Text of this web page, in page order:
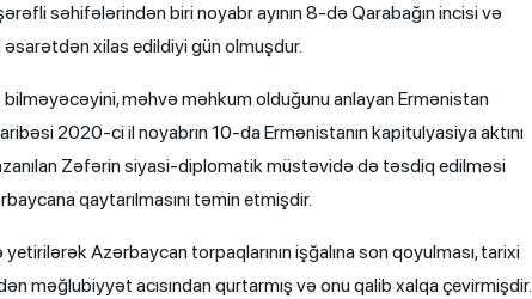
səhifələrindən biri noyabr ayının 8-də Qarabağın incisi və
xilas edildiyi gün olmuşdur.
məhvə məhkum olduğunu anlayan Ermənistan
2020-ci il noyabrın 10-da Ermənistanın kapitulyasiya aktını
Zəfərin siyasi-diplomatik müstəvidə də təsdiq edilməsi
qaytarılmasını təmin etmişdir.
Azərbaycan torpaqlarının işğalına son qoyulması, tarixi
məğlubiyyət acısından qurtarmış və onu qalib xalqa çevirmişdir.